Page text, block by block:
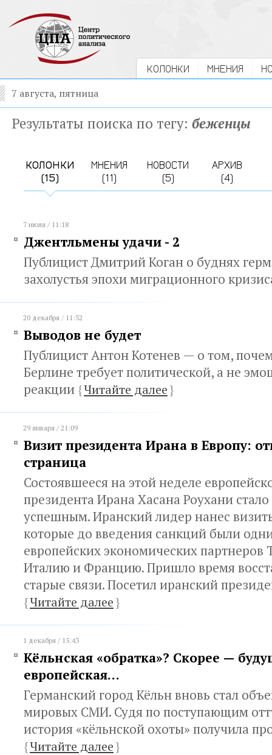
КОЛОНКИ МНЕНИЯ
7 августа, пятница
Результаты поиска по тегу: беженцы
КОЛОНКИ
(15)
МНЕНИЯ
(11)
НОВОСТИ
(5)
АРХИВ
(4)
7 июля / 11:18
Джентльмены удачи - 2
Публицист Дмитрий Коган о буднях
захолустья эпохи миграционного
20 декабря / 11:32
Выводов не будет
Публицист Антон Котенев — о том,
Берлине требует политической, а не
реакции {Читайте далее}
29 января / 21:09
Визит президента Ирана в Европу:
страница
Состоявшееся на этой неделе
президента Ирана Хасана Роухани
успешным. Иранский лидер нанес
которые до введения санкций были
европейских экономических партнеров
Италию и Францию. Пришло время
старые связи. Посетил иранский
{Читайте далее}
1 декабря / 15:43
Кёльнская «обратка»? Скорее —
европейская…
Германский город Кёльн вновь стал
мировых СМИ. Судя по поступающим
история «кёльнской охоты» получила
{Читайте далее}